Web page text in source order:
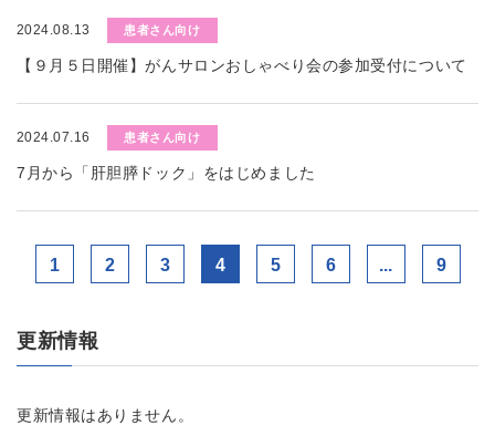
2024.08.13 患者さん向け
【９月５日開催】がんサロンおしゃべり会の参加受付について
2024.07.16 患者さん向け
7月から「肝胆膵ドック」をはじめました
1 2 3 4 5 6 ... 9
更新情報
更新情報はありません。